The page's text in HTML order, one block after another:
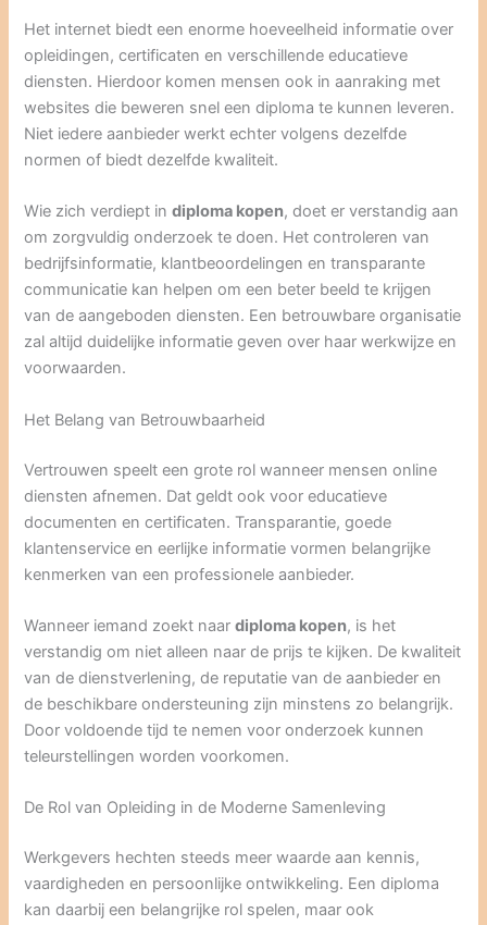
Het internet biedt een enorme hoeveelheid informatie over
opleidingen, certificaten en verschillende educatieve
diensten. Hierdoor komen mensen ook in aanraking met
websites die beweren snel een diploma te kunnen leveren.
Niet iedere aanbieder werkt echter volgens dezelfde
normen of biedt dezelfde kwaliteit.
Wie zich verdiept indiploma kopen, doet er verstandig aan
om zorgvuldig onderzoek te doen. Het controleren van
bedrijfsinformatie, klantbeoordelingen en transparante
communicatie kan helpen om een beter beeld te krijgen
van de aangeboden diensten. Een betrouwbare organisatie
zal altijd duidelijke informatie geven over haar werkwijze en
voorwaarden.
Het Belang van Betrouwbaarheid
Vertrouwen speelt een grote rol wanneer mensen online
diensten afnemen. Dat geldt ook voor educatieve
documenten en certificaten. Transparantie, goede
klantenservice en eerlijke informatie vormen belangrijke
kenmerken van een professionele aanbieder.
Wanneer iemand zoekt naardiploma kopen, is het
verstandig om niet alleen naar de prijs te kijken. De kwaliteit
van de dienstverlening, de reputatie van de aanbieder en
de beschikbare ondersteuning zijn minstens zo belangrijk.
Door voldoende tijd te nemen voor onderzoek kunnen
teleurstellingen worden voorkomen.
De Rol van Opleiding in de Moderne Samenleving
Werkgevers hechten steeds meer waarde aan kennis,
vaardigheden en persoonlijke ontwikkeling. Een diploma
kan daarbij een belangrijke rol spelen, maar ook